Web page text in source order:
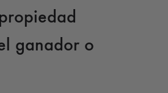
ganador o